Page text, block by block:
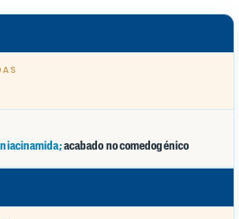
acabado no comedogénico